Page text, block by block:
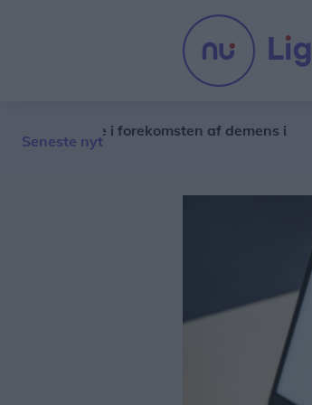
Seneste nyt
i forekomsten af demens i